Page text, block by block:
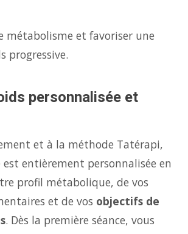
métabolisme et favoriser une
progressive.
personnalisée et
et à la méthode Tatérapi,
est entièrement personnalisée en
profil métabolique, de vos
et de vos objectifs de
. Dès la première séance, vous